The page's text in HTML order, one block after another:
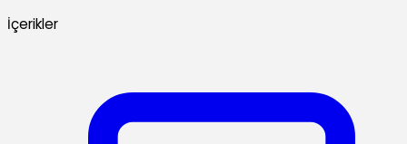
İçerikler